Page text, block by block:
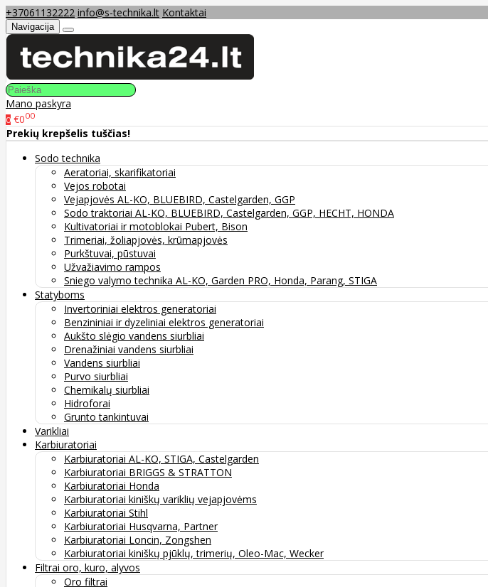
+37061132222 info@s-technika.lt Kontaktai
Navigacija
Mano paskyra
0 €000
Prekių krepšelis tuščias!
Sodo technika
Aeratoriai, skarifikatoriai
Vejos robotai
Vejapjovės AL-KO, BLUEBIRD, Castelgarden, GGP
Sodo traktoriai AL-KO, BLUEBIRD, Castelgarden, GGP, HECHT, HONDA
Kultivatoriai ir motoblokai Pubert, Bison
Trimeriai, žoliapjovės, krūmapjovės
Purkštuvai, pūstuvai
Užvažiavimo rampos
Sniego valymo technika AL-KO, Garden PRO, Honda, Parang, STIGA
Statyboms
Invertoriniai elektros generatoriai
Benzininiai ir dyzeliniai elektros generatoriai
Aukšto slėgio vandens siurbliai
Drenažiniai vandens siurbliai
Vandens siurbliai
Purvo siurbliai
Chemikalų siurbliai
Hidroforai
Grunto tankintuvai
Varikliai
Karbiuratoriai
Karbiuratoriai AL-KO, STIGA, Castelgarden
Karbiuratoriai BRIGGS & STRATTON
Karbiuratoriai Honda
Karbiuratoriai kiniškų variklių vejapjovėms
Karbiuratoriai Stihl
Karbiuratoriai Husqvarna, Partner
Karbiuratoriai Loncin, Zongshen
Karbiuratoriai kiniškų pjūklų, trimerių, Oleo-Mac, Wecker
Filtrai oro, kuro, alyvos
Oro filtrai